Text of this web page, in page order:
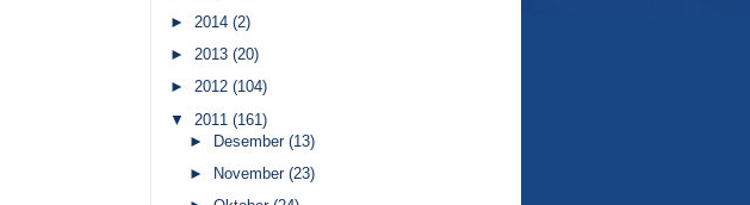
► 2014 (2)
► 2013 (20)
► 2012 (104)
▼
2011 (161)
►
Desember (13)
►
November (23)